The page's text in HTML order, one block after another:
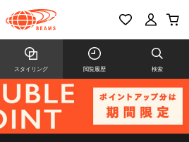
スタイリング 閲覧履歴 検索